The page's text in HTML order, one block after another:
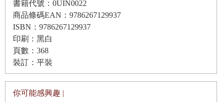
／橫越外西凡阿爾卑斯山／陰森的鬼屋／吸血鬼德古拉伯爵
／克盧日-納波卡和塞凱伊地區／南布科維納的彩繪修道院／
在雅西重溫大學時光／羅馬尼亞人的開車習慣／真正的吸血
鬼：希奧塞古／與柯琳娜重聚／東歐的邊緣人：羅姆人／迎
娶羅姆女孩的代價／結識西蒙娜／在久爾久和魯塞之間通車
的雙胞胎／東歐的環保問題／漂流到多瑙河的終點／多瑙河
的兩個謎／蒂米什瓦拉之旅／羅馬尼亞的矛盾／羅馬尼亞能
人之所以不喜歡戈巴契夫，是因為他沒做到中國共產黨至今
仍在做的事：讓經濟平順地過渡到資本制度，並維持國家統
一。
中國將首要焦點放在經濟改革，將政治改革放在後線。戈巴
人財產限制與不可兌換貨幣。他的藉口是：「中國的經濟改
書籍代號：0UIN0022
商品條碼EAN：9786267129937
ISBN：9786267129937
印刷：黑白
頁數：368
裝訂：平裝
你可能感興趣 |